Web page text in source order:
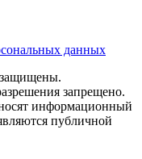
данных
запрещено.
информационный
публичной